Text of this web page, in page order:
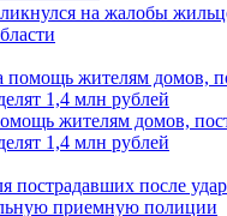
на жалобы
жителям домов,
1,4 млн рублей